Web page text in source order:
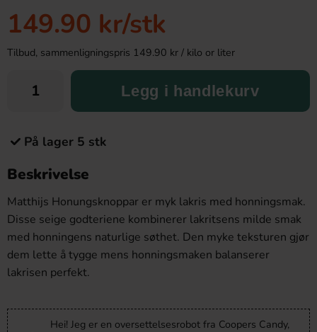
Köp
149.90 kr/stk
Tilbud, sammenligningspris 149.90 kr / kilo or liter
Legg i handlekurv
På lager 5 stk
Beskrivelse
Matthijs Honungsknoppar er myk lakris med honningsmak.
Disse seige godteriene kombinerer lakritsens milde smak
med honningens naturlige søthet. Den myke teksturen gjør
dem lette å tygge mens honningsmaken balanserer
lakrisen perfekt.
Hei! Jeg er en oversettelsesrobot fra Coopers Candy,